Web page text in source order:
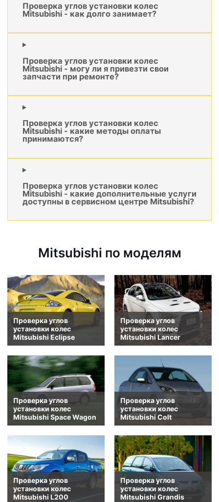
Проверка углов установки колес
Mitsubishi - как долго занимает?
Проверка углов установки колес
Mitsubishi - могу ли я привезти свои
запчасти при ремонте?
Проверка углов установки колес
Mitsubishi - какие методы оплаты
принимаются?
Проверка углов установки колес
Mitsubishi - какие дополнительные услуги
доступны в сервисном центре Mitsubishi?
Mitsubishi по моделям
Проверка углов
установки колес
Mitsubishi Eclipse
Проверка углов
установки колес
Mitsubishi Lancer
Проверка углов
установки колес
Mitsubishi Space Wagon
Проверка углов
установки колес
Mitsubishi Colt
Проверка углов
установки колес
Mitsubishi L200
Проверка углов
установки колес
Mitsubishi Grandis